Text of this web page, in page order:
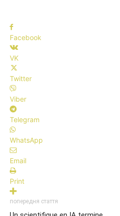
Facebook
VK
Twitter
Viber
Telegram
WhatsApp
Email
Print
попередня стаття